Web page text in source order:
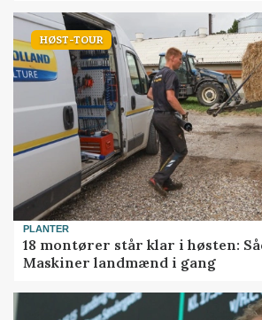
HØST-TOUR
PLANTER
18 montører står klar i høsten:
Maskiner landmænd i gang